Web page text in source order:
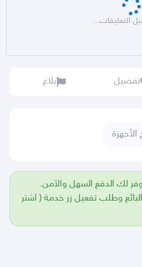
التعليقات...
تفضيل بلاغ
الأجهزة
لك الدفع السهل والآمن.
وطلب تفعيل زر خدمة ( اشتر